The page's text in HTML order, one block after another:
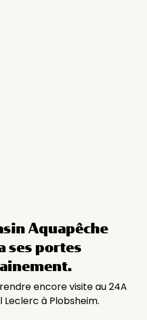
Aquapêche
ses portes
encore visite au 24A
Leclerc à Plobsheim.